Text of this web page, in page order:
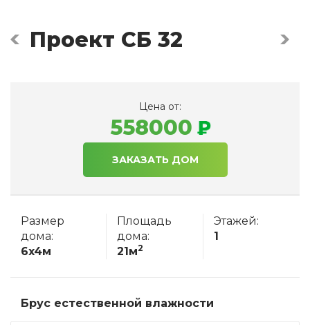
Проект СБ 32
Цена от:
558000
ЗАКАЗАТЬ ДОМ
Размер
дома:
6x4м
Площадь
дома:
21м2
Этажей:
1
Брус естественной влажности